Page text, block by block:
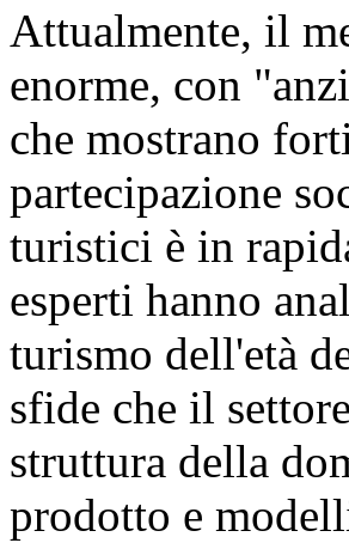
Attualmente, il
enorme, con
che mostrano
partecipazione
turistici è in
esperti hanno
turismo dell'età
sfide che il
struttura della
prodotto e